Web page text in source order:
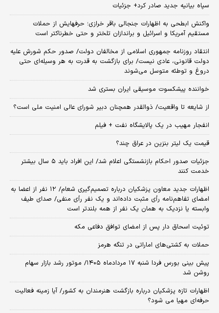
سپاه بیانیه جدید صادر کرد+ جزئیات
واکنش ابطحی به اظهارات جنجالی باقر خرازی؛ حرفهایش از حملات
مستقیم آمریکا و اسرائیل و براندازان تلختر و حتی خطرناکتر است
انتقاد روزنامه جمهوری اسلامی از مخالفان دولت/ صدور حکم شورش علیه
دولت قانونی، عادی نیست/ برای بازگشت به قدرت به هر وسیله‌ای حتی
دروغ و توطئه متوسل می‌شوند
خواننده پیشکسوت موسیقی ایران بستری شد
از شایعه تا واقعیت/ ذوالقدر همچنان دبیر شورای ‌عالی امنیت ملی است؟
انفجار مهیب در یک پالایشگاه نفت + فیلم
قیمت یک لیتر بنزین در عراق چند؟
جزئیات صدور احکام بازنشستگی اعلام شد/ این افراد باید ۵ سال بیشتر
خدمت کنند
اظهارات جدید معاون پزشکیان درباره تصمیم‌گیری شعام/ ۱۲ نفر از اعضا به
امضای تفاهم‌نامه رأی مثبت داده‌اند و یک نفر رأی منفی/ صدای طیف
وابسته یا نزدیک به همان یک نفر از همه بلندتر است
توئیت اسحاق دار پس از امضای توافق دفاعی مکه
حملات به کشتی‌های اماراتی در تنگه هرمز
پیش بینی بورس فردا شنبه ۱۷ مردادماه ۱۴۰۵/ موتور رشد بازار سهام
روشن شد
اظهارات تازه پزشکیان درباره بازگشت هنرمندان به کشور/ آیا زمینه فعالیت
حرفه‌ای مهیا می شود؟